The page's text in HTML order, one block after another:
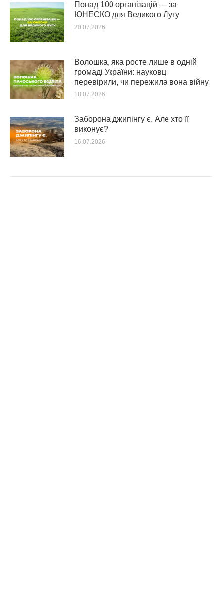
Понад 100 організацій — за
ЮНЕСКО для Великого Лугу
20.07.2026
Волошка, яка росте лише в одній
громаді України: науковці
перевірили, чи пережила вона війну
18.07.2026
Заборона джипінгу є. Але хто її
виконує?
16.07.2026